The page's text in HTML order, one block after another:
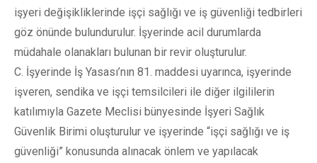
işyeri değişikliklerinde işçi sağlığı ve iş güvenliği tedbirleri
göz önünde bulundurulur. İşyerinde acil durumlarda
müdahale olanakları bulunan bir revir oluşturulur.
C. İşyerinde İş Yasası’nın 81. maddesi uyarınca, işyerinde
işveren, sendika ve işçi temsilcileri ile diğer ilgililerin
katılımıyla Gazete Meclisi bünyesinde İşyeri Sağlık
Güvenlik Birimi oluşturulur ve işyerinde “işçi sağlığı ve iş
güvenliği” konusunda alınacak önlem ve yapılacak